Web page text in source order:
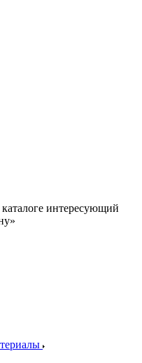
интересующий